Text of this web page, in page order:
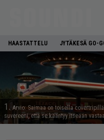
HAASTATTELU JYTÄKESÄ GO-
1. Arvio: Saimaa on toisella
suvereeni, että se kääntyy itseään